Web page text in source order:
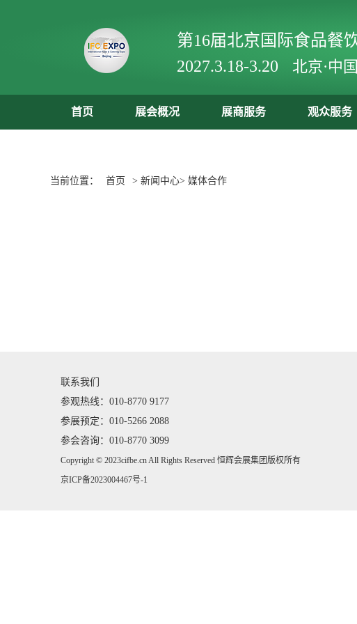
第16届北京国际食品餐
2027.3.18-3.20
北京·中
首页 展会概况 展商服务 观众服务
当前位置： 首页 > 新闻中心> 媒体合作
联系我们
参观热线：010-8770 9177
参展预定：010-5266 2088
参会咨询：010-8770 3099
Copyright © 2023cifbe.cn All Rights Reserved 恒辉会展集团版权所有
京ICP备2023004467号-1